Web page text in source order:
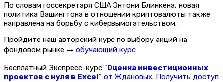
По словам госсекретаря США Энтони Блинкена, новая
политика Вашингтона в отношении криптовалюты также
направлена ​​на борьбу с кибервымогательством.
Пройдите наш авторский курс по выбору акций на
фондовом рынке → обучающий курс
Бесплатный Экспресс-курс "Оценка инвестиционных
проектов с нуля в Excel" от Ждановых. Получить доступ